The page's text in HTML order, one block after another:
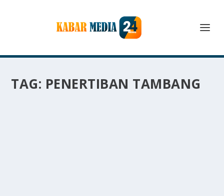
TAG: PENERTIBAN TAMBANG